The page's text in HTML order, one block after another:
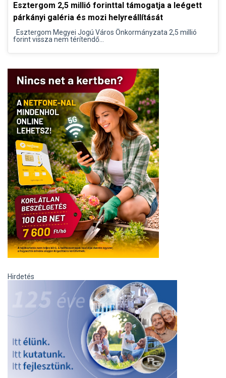
Esztergom 2,5 millió forinttal támogatja a leégett
párkányi galéria és mozi helyreállítását
Esztergom Megyei Jogú Város Önkormányzata 2,5 millió
forint vissza nem térítendő...
Hirdetés